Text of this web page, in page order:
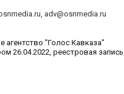
, adv@osnmedia.ru
агентство "Голос Кавказа"
26.04.2022, реестровая запись